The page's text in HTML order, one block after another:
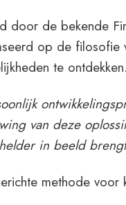
door de bekende
op de
te ontdekken.
van deze
in beeld
methode voor